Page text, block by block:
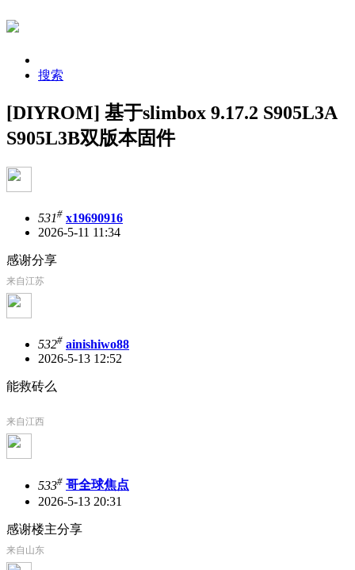
搜索
[DIYROM] 基于slimbox 9.17.2 S905L3A
S905L3B双版本固件
531# x19690916
2026-5-11 11:34
感谢分享
来自江苏
532# ainishiwo88
2026-5-13 12:52
能救砖么
来自江西
533# 哥全球焦点
2026-5-13 20:31
感谢楼主分享
来自山东